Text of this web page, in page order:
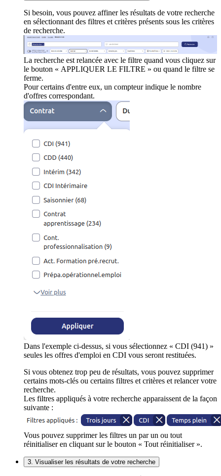
Si besoin, vous pouvez affiner les résultats de votre recherche
en sélectionnant des filtres et critères présents sous les critères
de recherche.
La recherche est relancée avec le filtre quand vous cliquez sur
le bouton « APPLIQUER LE FILTRE » ou quand le filtre se
ferme.
Pour certains d'entre eux, un compteur indique le nombre
d'offres correspondant.
Dans l'exemple ci-dessus, si vous sélectionnez « CDI (941) »
seules les offres d'emploi en CDI vous seront restituées.
Si vous obtenez trop peu de résultats, vous pouvez supprimer
certains mots-clés ou certains filtres et critères et relancer votre
recherche.
Les filtres appliqués à votre recherche apparaissent de la façon
suivante :
Vous pouvez supprimer les filtres un par un ou tout
réinitialiser en cliquant sur le bouton « Tout réinitialiser ».
3. Visualiser les résultats de votre recherche